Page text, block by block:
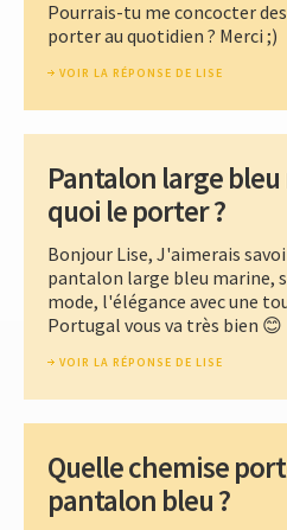
Pourrais-tu me concocter
porter au quotidien ? Merci ;)
VOIR LA RÉPONSE DE LISE
Pantalon large
quoi le porter ?
Bonjour Lise, J'aimerais
pantalon large bleu marine,
mode, l'élégance avec une
Portugal vous va très bien 😊
VOIR LA RÉPONSE DE LISE
Quelle chemise
pantalon bleu ?